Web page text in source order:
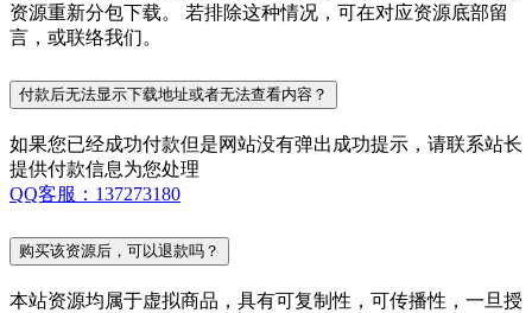
资源重新分包下载。 若排除这种情况，可在对应资源底部留
言，或联络我们。
付款后无法显示下载地址或者无法查看内容？
如果您已经成功付款但是网站没有弹出成功提示，请联系站长
提供付款信息为您处理
QQ客服：137273180
购买该资源后，可以退款吗？
本站资源均属于虚拟商品，具有可复制性，可传播性，一旦授